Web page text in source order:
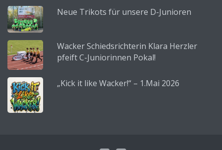
Neue Trikots für unsere D-Junioren
Wacker Schiedsrichterin Klara Herzler
pfeift C-Juniorinnen Pokal!
„Kick it like Wacker!“ – 1.Mai 2026